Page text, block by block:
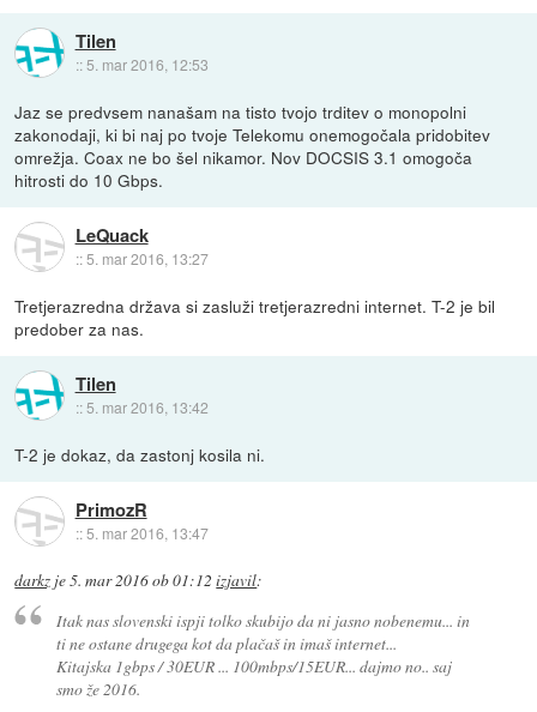
Tilen
:: 5. mar 2016, 12:53
Jaz se predvsem nanašam na tisto tvojo trditev o monopolni
zakonodaji, ki bi naj po tvoje Telekomu onemogočala pridobitev
omrežja. Coax ne bo šel nikamor. Nov DOCSIS 3.1 omogoča
hitrosti do 10 Gbps.
LeQuack
::5. mar 2016, 13:27
Tretjerazredna država si zasluži tretjerazredni internet. T-2 je bil
predober za nas.
Tilen
:: 5. mar 2016, 13:42
T-2 je dokaz, da zastonj kosila ni.
PrimozR
::5. mar 2016, 13:47
darkz je5. mar 2016 ob 01:12 izjavil:
Itak nas slovenski ispji tolko skubijo da ni jasno nobenemu... in
ti ne ostane drugega kot da plačaš in imaš internet...
Kitajska 1gbps / 30EUR ... 100mbps/15EUR... dajmo no.. saj
smo že 2016.